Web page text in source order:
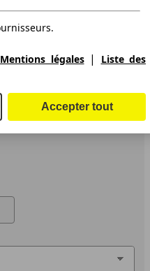
Mentions légales|
Liste des
Accepter tout